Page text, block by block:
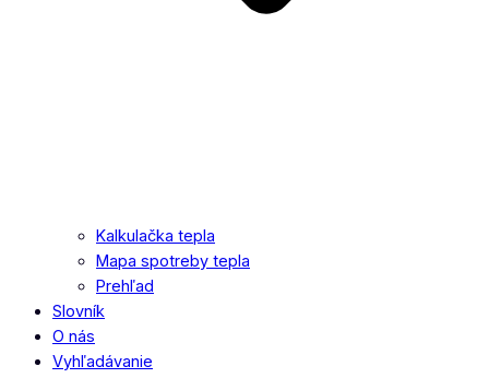
Kalkulačka tepla
Mapa spotreby tepla
Prehľad
Slovník
O nás
Vyhľadávanie